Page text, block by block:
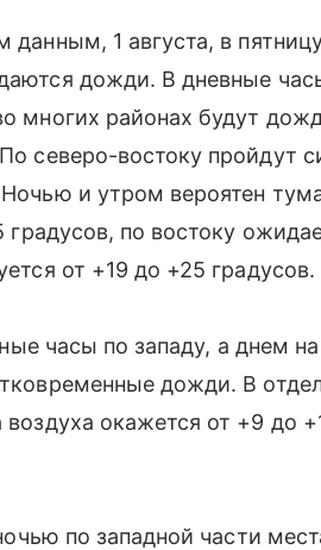
данным, 1 августа, в
дожди. В дневные
многих районах будут
северо-востоку пройдут
и утром вероятен
градусов, по востоку
от +19 до +25 градусов.
часы по западу, а днем
дожди. В
окажется от +9 до
по западной части